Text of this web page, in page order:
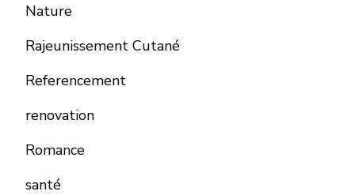
Nature
Rajeunissement Cutané
Referencement
renovation
Romance
santé